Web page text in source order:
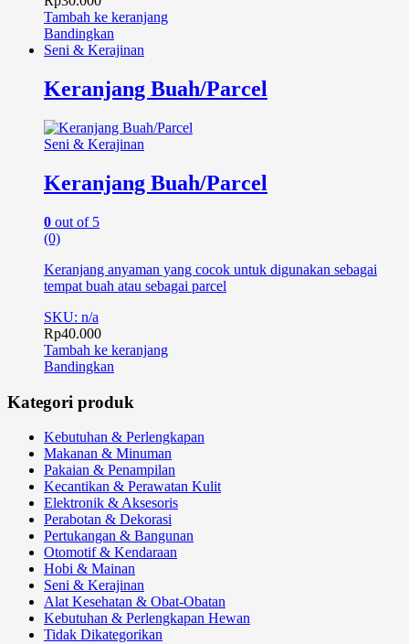
Tambah ke keranjang
Bandingkan
Seni & Kerajinan
Keranjang Buah/Parcel
Seni & Kerajinan
Keranjang Buah/Parcel
0 out of 5
(0)
Keranjang anyaman yang cocok untuk digunakan sebagai
tempat buah atau sebagai parcel
SKU: n/a
Rp40.000
Tambah ke keranjang
Bandingkan
Kategori produk
Kebutuhan & Perlengkapan
Makanan & Minuman
Pakaian & Penampilan
Kecantikan & Perawatan Kulit
Elektronik & Aksesoris
Perabotan & Dekorasi
Pertukangan & Bangunan
Otomotif & Kendaraan
Hobi & Mainan
Seni & Kerajinan
Alat Kesehatan & Obat-Obatan
Kebutuhan & Perlengkapan Hewan
Tidak Dikategorikan